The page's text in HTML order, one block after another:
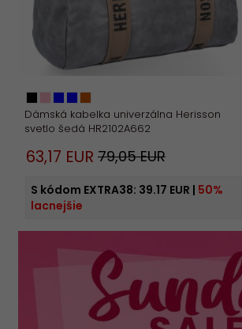
Dámská kabelka univerzálna Herisson
svetlo šedá HR2102A662
63,17 EUR 79,05 EUR
S kódom EXTRA38: 39.17 EUR | 50%
lacnejšie